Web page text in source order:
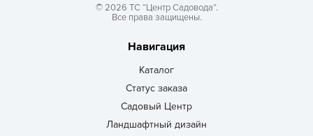
© 2026 ТС “Центр Садовода”.
Все права защищены.
Навигация
Каталог
Статус заказа
Садовый Центр
Ландшафтный дизайн